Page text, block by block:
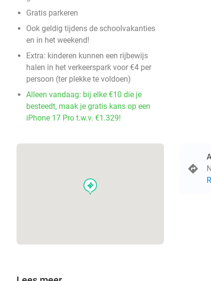
Gratis parkeren
Ook geldig tijdens de schoolvakanties
en in het weekend!
Extra: kinderen kunnen een rijbewijs
halen in het verkeerspark voor €4 per
persoon (ter plekke te voldoen)
Alleen vandaag: bij elke €10 die je
besteedt, maak je gratis kans op een
iPhone 17 Pro t.w.v. €1.329!
events